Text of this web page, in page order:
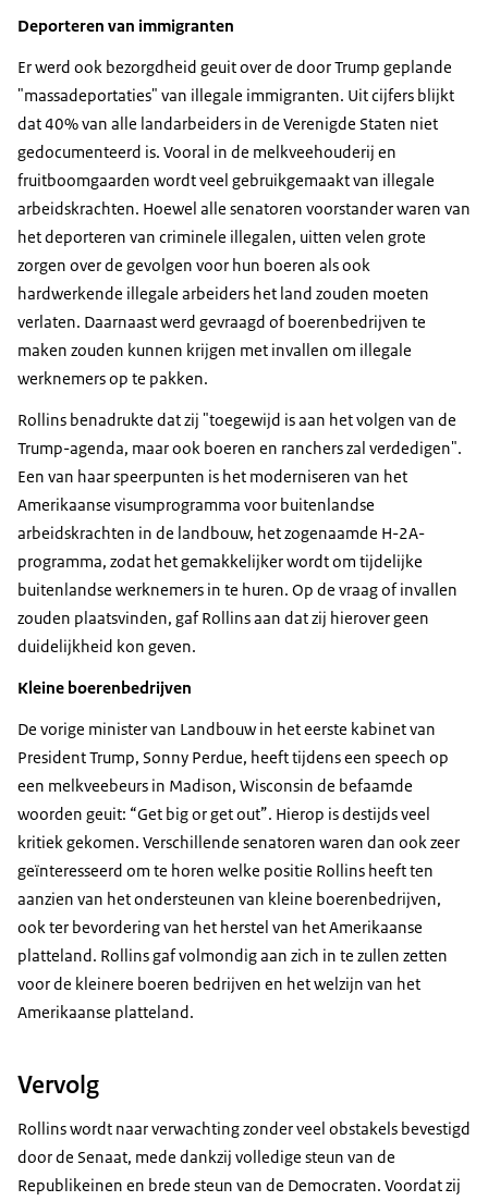
Deporteren van immigranten
Er werd ook bezorgdheid geuit over de door Trump geplande
"massadeportaties" van illegale immigranten. Uit cijfers blijkt
dat 40% van alle landarbeiders in de Verenigde Staten niet
gedocumenteerd is. Vooral in de melkveehouderij en
fruitboomgaarden wordt veel gebruikgemaakt van illegale
arbeidskrachten. Hoewel alle senatoren voorstander waren van
het deporteren van criminele illegalen, uitten velen grote
zorgen over de gevolgen voor hun boeren als ook
hardwerkende illegale arbeiders het land zouden moeten
verlaten. Daarnaast werd gevraagd of boerenbedrijven te
maken zouden kunnen krijgen met invallen om illegale
werknemers op te pakken.
Rollins benadrukte dat zij "toegewijd is aan het volgen van de
Trump-agenda, maar ook boeren en ranchers zal verdedigen".
Een van haar speerpunten is het moderniseren van het
Amerikaanse visumprogramma voor buitenlandse
arbeidskrachten in de landbouw, het zogenaamde H-2A-
programma, zodat het gemakkelijker wordt om tijdelijke
buitenlandse werknemers in te huren. Op de vraag of invallen
zouden plaatsvinden, gaf Rollins aan dat zij hierover geen
duidelijkheid kon geven.
Kleine boerenbedrijven
De vorige minister van Landbouw in het eerste kabinet van
President Trump, Sonny Perdue, heeft tijdens een speech op
een melkveebeurs in Madison, Wisconsin de befaamde
woorden geuit: “Get big or get out”. Hierop is destijds veel
kritiek gekomen. Verschillende senatoren waren dan ook zeer
geïnteresseerd om te horen welke positie Rollins heeft ten
aanzien van het ondersteunen van kleine boerenbedrijven,
ook ter bevordering van het herstel van het Amerikaanse
platteland. Rollins gaf volmondig aan zich in te zullen zetten
voor de kleinere boeren bedrijven en het welzijn van het
Amerikaanse platteland.
Vervolg
Rollins wordt naar verwachting zonder veel obstakels bevestigd
door de Senaat, mede dankzij volledige steun van de
Republikeinen en brede steun van de Democraten. Voordat zij